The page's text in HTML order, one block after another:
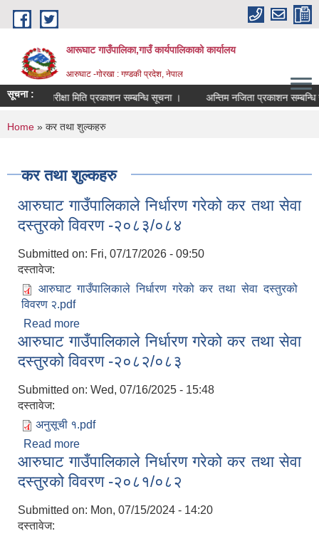
Skip to main content
आरूघाट गाउँपालिका,गाउँ कार्यपालिकाको कार्यालय
आरुघाट -गोरखा : गण्डकी प्रदेश, नेपाल
सूचना :परीक्षा मिति प्रकाशन सम्बन्धि सूचना । अन्तिम नजिता प्रकाशन सम्बन्धि
You are here
Home » कर तथा शुल्कहरु
कर तथा शुल्कहरु
आरुघाट गाउँपालिकाले निर्धारण गरेको कर तथा सेवा
दस्तुरको विवरण -२०८३/०८४
Submitted on: Fri, 07/17/2026 - 09:50
दस्तावेज:
आरुघाट गाउँपालिकाले निर्धारण गरेको कर तथा सेवा दस्तुरको
विवरण २.pdf
Read more
दस्तुरको विवरण -२०८३/०८४
आरुघाट गाउँपालिकाले निर्धारण गरेको कर तथा सेवा
दस्तुरको विवरण -२०८२/०८३
Submitted on: Wed, 07/16/2025 - 15:48
दस्तावेज:
अनुसूची १.pdf
Read more
दस्तुरको विवरण -२०८२/०८३
आरुघाट गाउँपालिकाले निर्धारण गरेको कर तथा सेवा
दस्तुरको विवरण -२०८१/०८२
Submitted on: Mon, 07/15/2024 - 14:20
दस्तावेज: